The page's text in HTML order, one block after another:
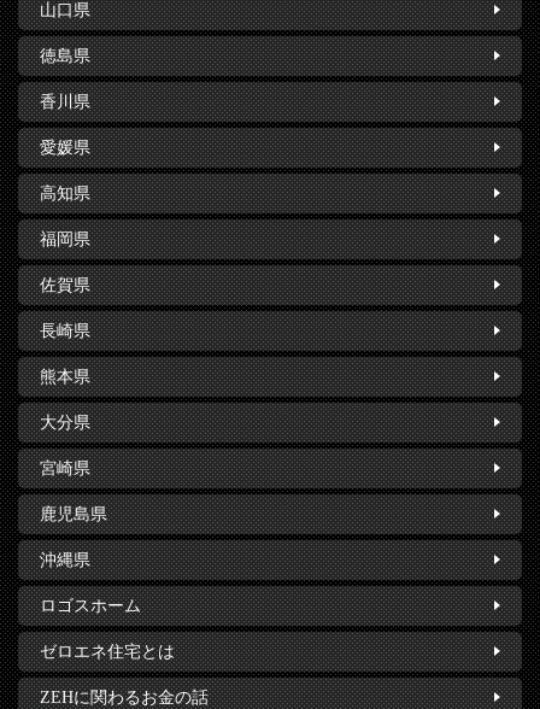
山口県
徳島県
香川県
愛媛県
高知県
福岡県
佐賀県
長崎県
熊本県
大分県
宮崎県
鹿児島県
沖縄県
ロゴスホーム
ゼロエネ住宅とは
ZEHに関わるお金の話